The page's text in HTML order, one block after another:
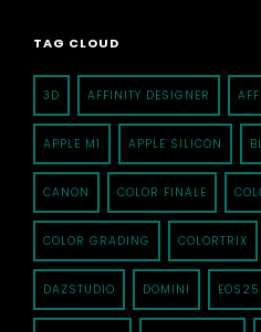
TAG CLOUD
3D AFFINITY DESIGNER
APPLE M1 APPLE SILICON
CANON COLOR FINALE
COLOR GRADING COLORTRIX
DAZSTUDIO DOMINI